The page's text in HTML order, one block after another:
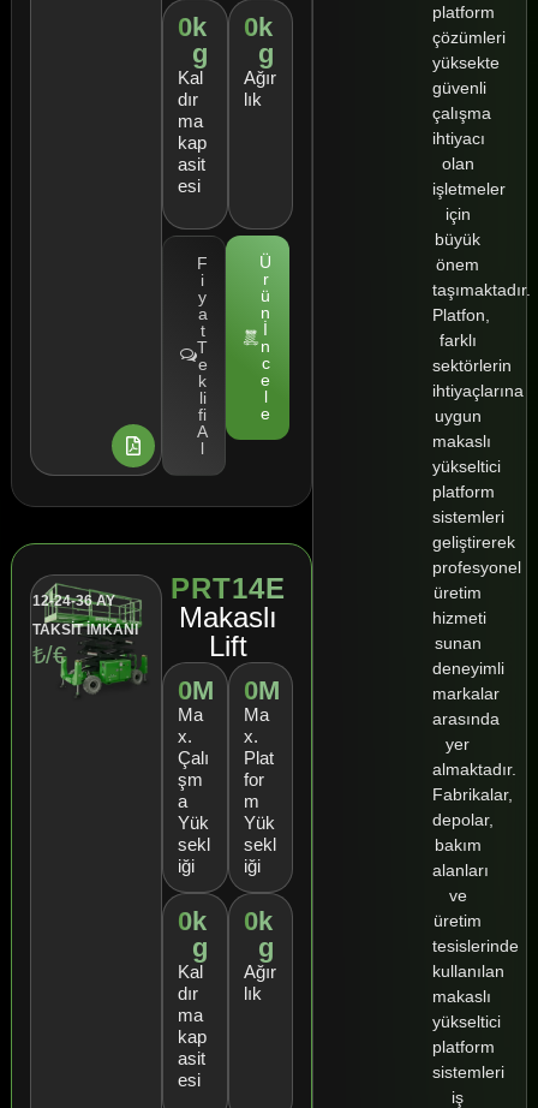
0k
g
Kal
dır
ma
kap
asit
esi
0k
g
Ağır
lık
F
i
y
a
t
T
e
k
li
fi
A
l
Ü
r
ü
n
İ
n
c
e
l
e
12-24-36 AY
TAKSİT İMKANI
₺/€
PRT14E
Makaslı
Lift
0M
Ma
x.
Çalı
şm
a
Yük
sekl
iği
0M
Ma
x.
Plat
for
m
Yük
sekl
iği
0k
g
Kal
dır
ma
kap
asit
esi
0k
g
Ağır
lık
platform
çözümleri
yüksekte
güvenli
çalışma
ihtiyacı
olan
işletmeler
için
büyük
önem
taşımaktadır.
Platfon,
farklı
sektörlerin
ihtiyaçlarına
uygun
makaslı
yükseltici
platform
sistemleri
geliştirerek
profesyonel
üretim
hizmeti
sunan
deneyimli
markalar
arasında
yer
almaktadır.
Fabrikalar,
depolar,
bakım
alanları
ve
üretim
tesislerinde
kullanılan
makaslı
yükseltici
platform
sistemleri
iş